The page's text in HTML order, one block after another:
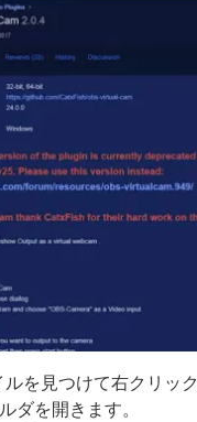
を見つけて右クリッ
ダを開きます。